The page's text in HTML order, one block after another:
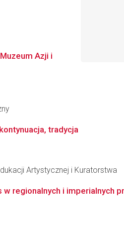
Azji i
tradycja
Artystycznej i Kuratorstwa
regionalnych i imperialnych